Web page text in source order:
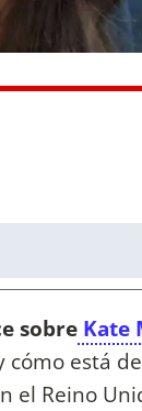
sobre Kate
está
el Reino